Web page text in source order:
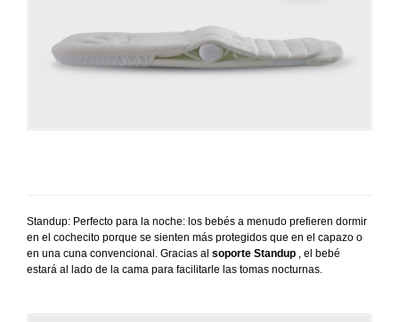
Standup: Perfecto para la noche: los bebés a menudo prefieren dormir
en el cochecito porque se sienten más protegidos que en el capazo o
en una cuna convencional. Gracias al soporte Standup
, el bebé
estará al lado de la cama para facilitarle las tomas nocturnas.